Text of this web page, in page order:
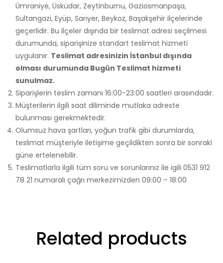
Ümraniye, Üsküdar, Zeytinburnu, Gaziosmanpaşa,
Sultangazi, Eyüp, Sarıyer, Beykoz, Başakşehir ilçelerinde
geçerlidir. Bu ilçeler dışında bir teslimat adresi seçilmesi
durumunda, siparişinize standart teslimat hizmeti
uygulanır. Teslimat adresinizin İstanbul dışında
olması durumunda Bugün Teslimat hizmeti
sunulmaz.
Siparişlerin teslim zamanı 16:00-23:00 saatleri arasındadır.
Müşterilerin ilgili saat diliminde mutlaka adreste
bulunması gerekmektedir.
Olumsuz hava şartları, yoğun trafik gibi durumlarda,
teslimat müşteriyle iletişime geçildikten sonra bir sonraki
güne ertelenebilir.
Teslimatlarla ilgili tüm soru ve sorunlarınız ile igili 0531 912
78 21 numaralı çağrı merkezimizden 09:00 – 18:00
Related products